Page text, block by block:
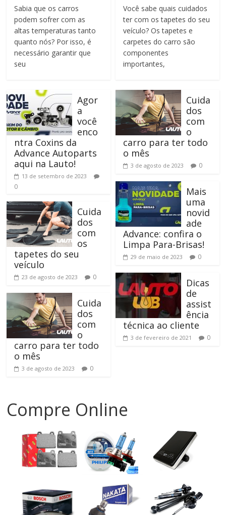
Sabia que os carros
podem sofrer com as
altas temperaturas tanto
quanto nós? Por isso, é
necessário garantir que
seu
Agor
a
você
enco
ntra Coxins da
Advance Autoparts
aqui na Lauto!
13 de setembro de 2023
0
Cuida
dos
com
os
tapetes do seu
veículo
23 de agosto de 2023 0
Cuida
dos
com
o
carro para ter todo
o mês
3 de agosto de 2023 0
Você sabe quais cuidados
ter com os tapetes do seu
veículo? Os tapetes e
carpetes do carro são
componentes
importantes,
Cuida
dos
com
o
carro para ter todo
o mês
3 de agosto de 2023 0
Mais
uma
novid
ade
Advance: confira o
Limpa Para-Brisas!
29 de maio de 2023 0
Dicas
de
assist
ência
técnica ao cliente
3 de fevereiro de 2021 0
Compre Online